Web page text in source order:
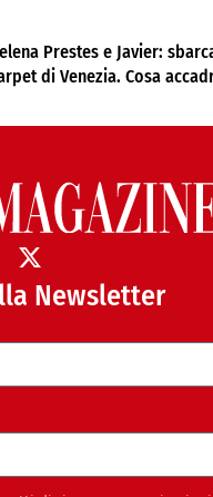
Prestes e Javier:
di Venezia. Cosa
Newsletter